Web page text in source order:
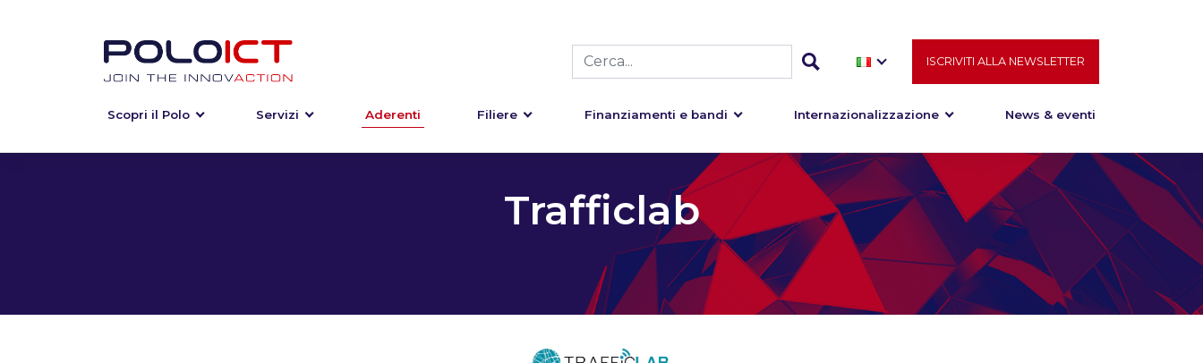
ISCRIVITI ALLA NEWSLETTER
Scopri il Polo Servizi Aderenti Filiere Finanziamenti e bandi Internazionalizzazione News & eventi
Trafficlab